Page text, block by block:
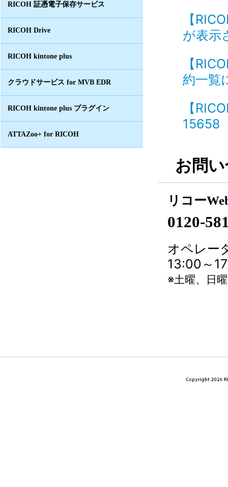
RICOH 証憑電子保存サービス
RICOH Drive
RICOH kintone plus
クラウドサービス for MVB EDR
RICOH kintone plus プラグイン
ATTAZoo+ for RICOH
【
が表示
【
約一覧
【
15658
お問
リコー
0120-
オペレー
13:00～
※土曜、日